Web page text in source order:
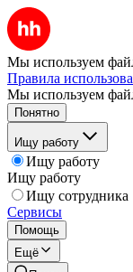
Мы используем
Правила
Мы используем
Понятно
Ищу работу
Ищу работу
Ищу работу
Ищу сотрудника
Сервисы
Помощь
Ещё